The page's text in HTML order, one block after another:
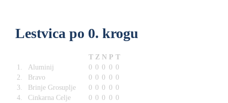
Lestvica po 0. krogu
T Z N P T
1.
Aluminij 0 0 0 0 0
2.
Bravo 0 0 0 0 0
3.
Brinje Grosuplje 0 0 0 0 0
4.
Cinkarna Celje 0 0 0 0 0